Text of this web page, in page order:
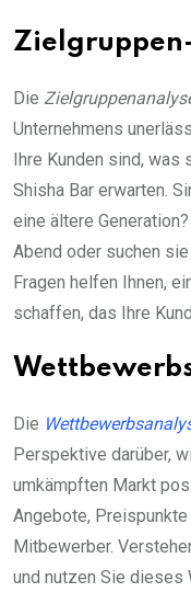
Die
Unternehmens
Ihre Kunden sind,
Shisha Bar erwarten.
eine ältere
Abend oder suchen
Fragen helfen Ihnen,
schaffen, das Ihre
Die
Perspektive darüber,
umkämpften Markt
Angebote,
Mitbewerber.
und nutzen Sie dieses